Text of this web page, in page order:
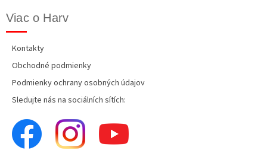
Viac o Harv
Kontakty
Obchodné podmienky
Podmienky ochrany osobných údajov
Sledujte nás na sociálních sítích: